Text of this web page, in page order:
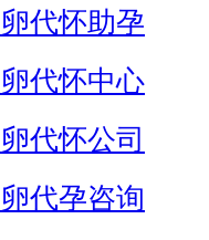
代怀助孕
代怀中心
代怀公司
代孕咨询